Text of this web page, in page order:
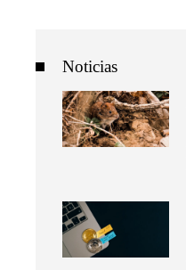
Noticias